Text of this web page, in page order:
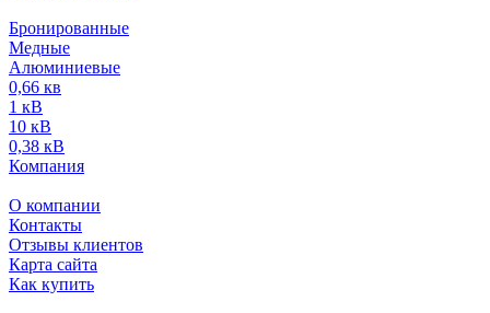
Бронированные
Медные
Алюминиевые
0,66 кв
1 кВ
10 кВ
0,38 кВ
Компания
О компании
Контакты
Отзывы клиентов
Карта сайта
Как купить